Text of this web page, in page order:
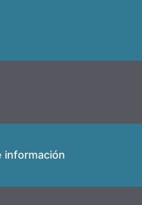
información